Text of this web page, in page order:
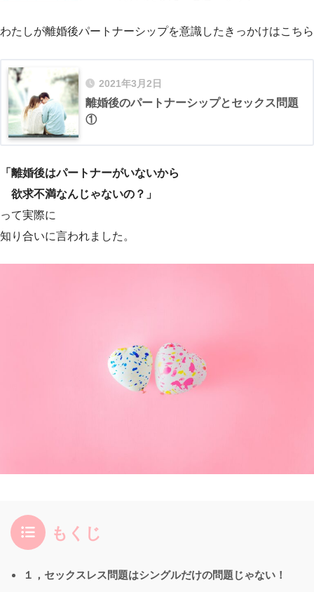
わたしが離婚後パートナーシップを意識したきっかけはこちら
2021年3月2日
離婚後のパートナーシップとセックス問題
①
「離婚後はパートナーがいないから
欲求不満なんじゃないの？」
って実際に
知り合いに言われました。
もくじ
１，セックスレス問題はシングルだけの問題じゃない！